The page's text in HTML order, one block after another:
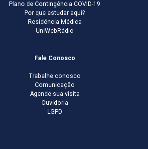
Plano de Contingência COVID-19
Por que estudar aqui?
Residência Médica
UniWebRádio
Fale Conosco
Trabalhe conosco
Comunicação
Agende sua visita
Ouvidoria
LGPD